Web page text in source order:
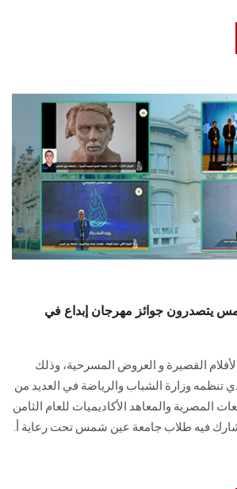
يتصدرون جوائز مهرجان إبداع في
القصيرة و العروض المسرحية، وذلك
تنظمه وزارة الشباب والرياضة في العديد من
المصرية والمعاهد الأكاديميات للعام الثامن
فيه طلاب جامعة عين شمس تحت رعاية أ.